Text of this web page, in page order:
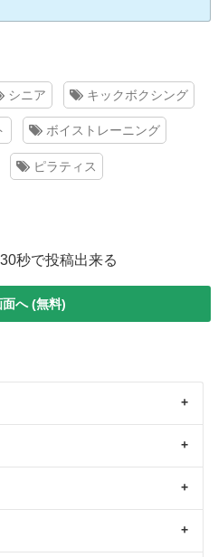
シニア キックボクシング
ボイストレーニング
ピラティス
秒で投稿出来る
へ (無料)